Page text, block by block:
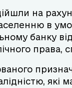
на
в
банку
права,